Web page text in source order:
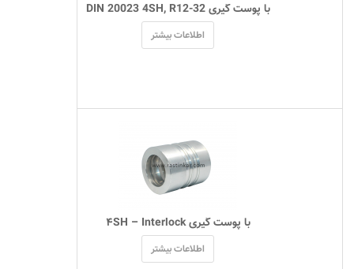
با پوست گیری DIN 20023 4SH, R12-32
اطلاعات بیشتر
با پوست گیری ۴SH – Interlock
اطلاعات بیشتر